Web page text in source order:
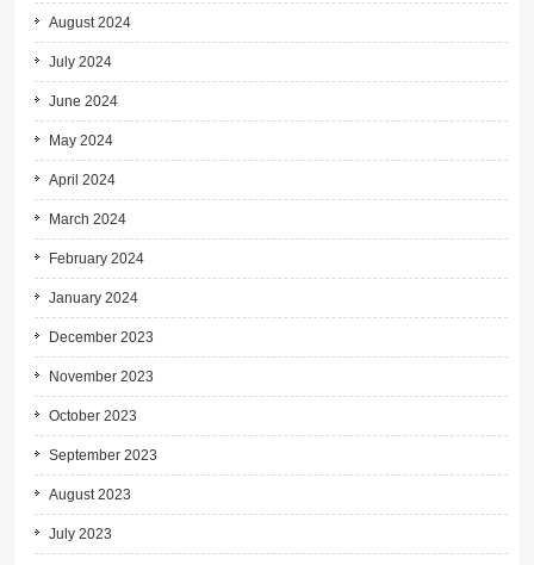
August 2024
July 2024
June 2024
May 2024
April 2024
March 2024
February 2024
January 2024
December 2023
November 2023
October 2023
September 2023
August 2023
July 2023